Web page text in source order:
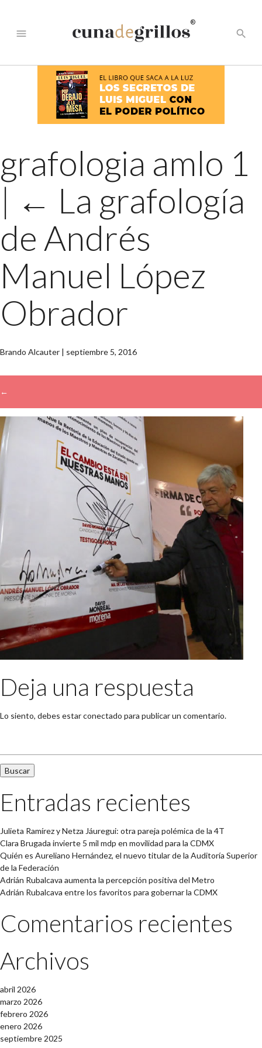
menu
®
search
grafologia amlo 1
| ← La grafología
de Andrés
Manuel López
Obrador
Brando Alcauter | septiembre 5, 2016
←
→
Deja una respuesta
Lo siento, debes estarconectado para publicar un comentario.
Entradas recientes
Julieta Ramírez y Netza Jáuregui: otra pareja polémica de la 4T
Clara Brugada invierte 5 mil mdp en movilidad para la CDMX
Quién es Aureliano Hernández, el nuevo titular de la Auditoría Superior
de la Federación
Adrián Rubalcava aumenta la percepción positiva del Metro
Adrián Rubalcava entre los favoritos para gobernar la CDMX
Comentarios recientes
Archivos
abril 2026
marzo 2026
febrero 2026
enero 2026
septiembre 2025